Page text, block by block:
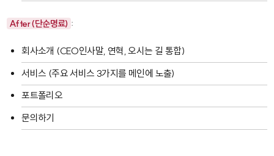
After (단순명료) :
회사소개 (CEO인사말, 연혁, 오시는 길 통합)
서비스 (주요 서비스 3가지를 메인에 노출)
포트폴리오
문의하기